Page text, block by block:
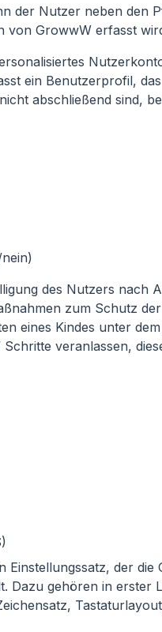
der Nutzer neben den
von GrowwW erfasst
ein Benutzerprofil,
abschließend sind,
des Nutzers nach
zum Schutz
eines Kindes unter
veranlassen,
Einstellungssatz, der die
Dazu gehören in erster